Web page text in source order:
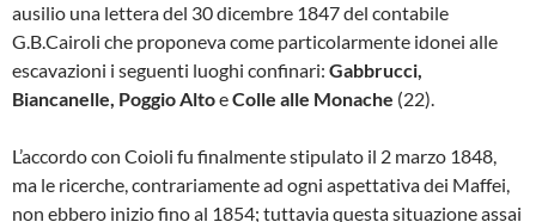
ausilio una let­tera del 30 dicembre 1847 del contabile
G.B.Cairoli che proponeva come particolar­mente idonei alle
escavazioni i seguenti luo­ghi confinari: Gabbrucci,
Biancanelle, Pog­gio AltoeColle alle Monache (22).
L’accordo con Coioli fu finalmente stipulato il 2 marzo 1848,
ma le ricerche, contrariamente ad ogni aspettativa dei Maffei,
non ebbero ini­zio fino al 1854; tuttavia questa situazione as­sai